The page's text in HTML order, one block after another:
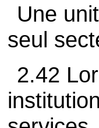
Une
seul
2.42